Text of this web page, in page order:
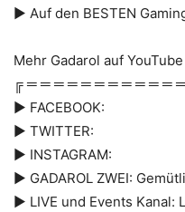
► Auf den BESTEN
Mehr Gadarol auf
╔ ═ ═ ═ ═ ═ ═ ═ ═ ═ ═ ═
► FACEBOOK:
► TWITTER:
► INSTAGRAM:
► GADAROL ZWEI:
► LIVE und Events Kanal: